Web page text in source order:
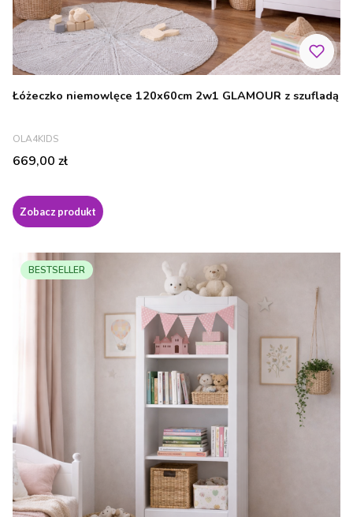
Łóżeczko niemowlęce 120x60cm 2w1 GLAMOUR z szufladą
PRODUCENT
OLA4KIDS
Cena
669,00 zł
Zobacz produkt
BESTSELLER